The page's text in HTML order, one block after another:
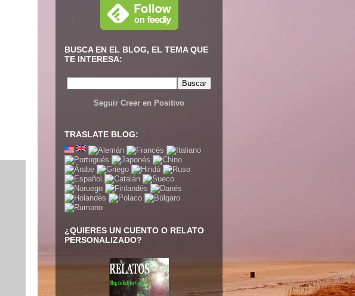
BUSCA EN EL BLOG, EL TEMA QUE
TE INTERESA:
Seguir Creer en Positivo
TRASLATE BLOG:
¿QUIERES UN CUENTO O RELATO
PERSONALIZADO?